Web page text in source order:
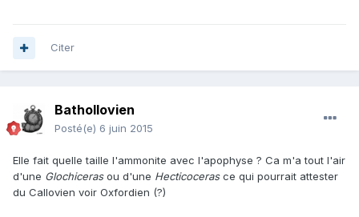
Citer
Bathollovien
Posté(e) 6 juin 2015
Elle fait quelle taille l'ammonite avec l'apophyse ? Ca m'a tout l'air
d'une Glochicerasou d'une Hecticocerasce qui pourrait attester
du Callovien voir Oxfordien (?)